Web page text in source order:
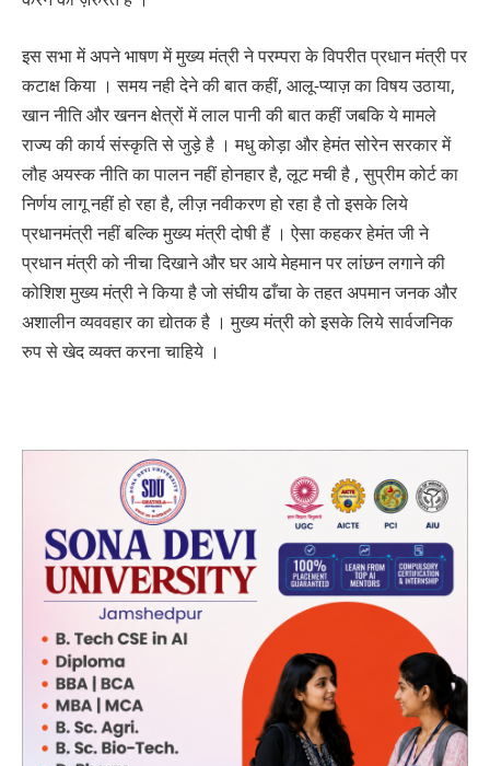
इस सभा में अपने भाषण में मुख्य मंत्री ने परम्परा के विपरीत प्रधान मंत्री पर
कटाक्ष किया । समय नही देने की बात कहीं, आलू-प्याज़ का विषय उठाया,
खान नीति और खनन क्षेत्रों में लाल पानी की बात कहीं जबकि ये मामले
राज्य की कार्य संस्कृति से जुड़े है । मधु कोड़ा और हेमंत सोरेन सरकार में
लौह अयस्क नीति का पालन नहीं होनहार है, लूट मची है , सुप्रीम कोर्ट का
निर्णय लागू नहीं हो रहा है, लीज़ नवीकरण हो रहा है तो इसके लिये
प्रधानमंत्री नहीं बल्कि मुख्य मंत्री दोषी हैं । ऐसा कहकर हेमंत जी ने
प्रधान मंत्री को नीचा दिखाने और घर आये मेहमान पर लांछन लगाने की
कोशिश मुख्य मंत्री ने किया है जो संघीय ढाँचा के तहत अपमान जनक और
अशालीन व्यववहार का द्योतक है । मुख्य मंत्री को इसके लिये सार्वजनिक
रुप से खेद व्यक्त करना चाहिये ।